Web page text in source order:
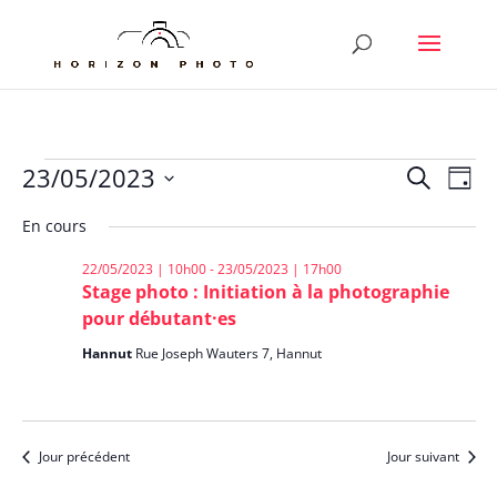
Évènements
23/05/2023
vues
Recherche
de
Jour
23/05/2023
une
En cours
Stage photo : Initiation à la photographie
pour débutant·es
22/05/2023 | 10h00-23/05/2023 | 17h00
Hannut Rue Joseph Wauters 7, Hannut
Jour précédent Jour suivant